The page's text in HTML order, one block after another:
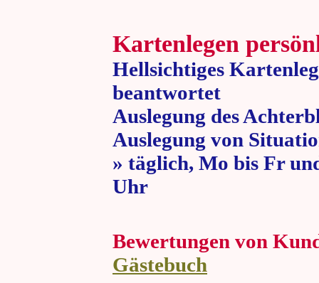
Kartenlegen
Hellsichtiges
beantwortet
Auslegung des
Auslegung von
» täglich, Mo bis Fr
Uhr » 80
Bewertungen von
Gästebuch